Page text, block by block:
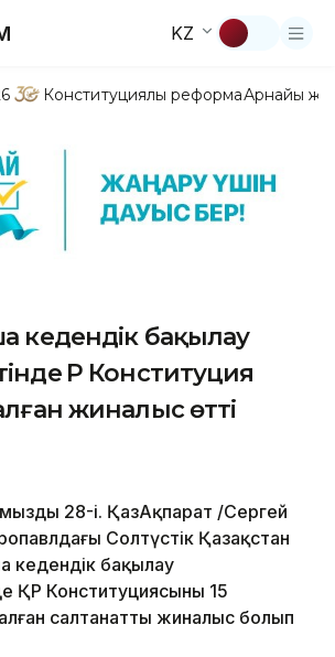
KZ
Конституциялық реформаАрнайы
кедендік бақылау
ҚР Конституция
жиналыс өтті
28-і. ҚазАқпарат /Сергей
Солтүстік Қазақстан
кедендік бақылау
ҚР Конституциясының 15
салтанатты жиналыс болып